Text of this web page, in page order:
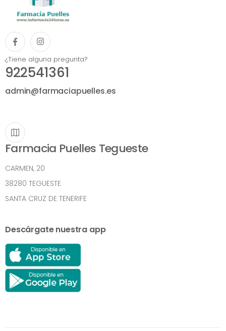
¿Tiene alguna pregunta?
922541361
admin@farmaciapuelles.es
Farmacia Puelles Tegueste
CARMEN, 20
38280 TEGUESTE
SANTA CRUZ DE TENERIFE
Descárgate nuestra app